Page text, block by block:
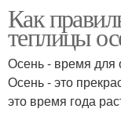
Как
теплицы
Осень - время для
Осень - это
это время года